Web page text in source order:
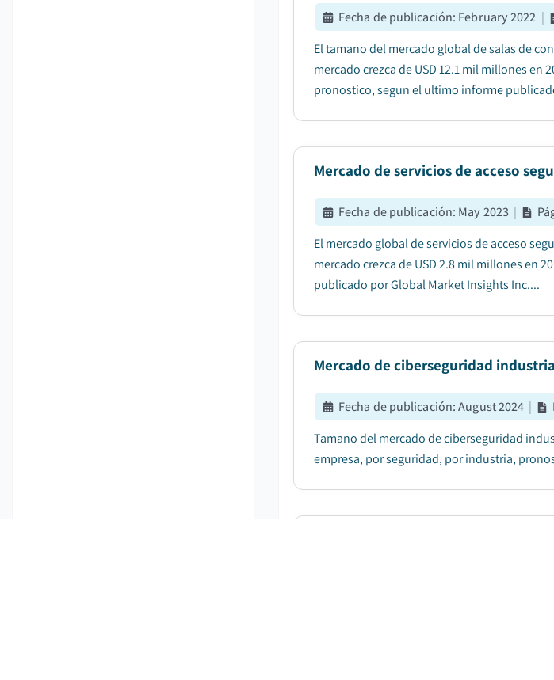
Fecha de publicación: February 2022 |
El tamano del mercado global de salas de
mercado crezca de USD 12.1 mil millones en
pronostico, segun el ultimo informe
Mercado de servicios de acceso
Fecha de publicación: May 2023 |
El mercado global de servicios de acceso
mercado crezca de USD 2.8 mil millones en
publicado por Global Market Insights Inc....
Mercado de ciberseguridad
Fecha de publicación:August 2024 |
Tamano del mercado de ciberseguridad
empresa, por seguridad, por industria,